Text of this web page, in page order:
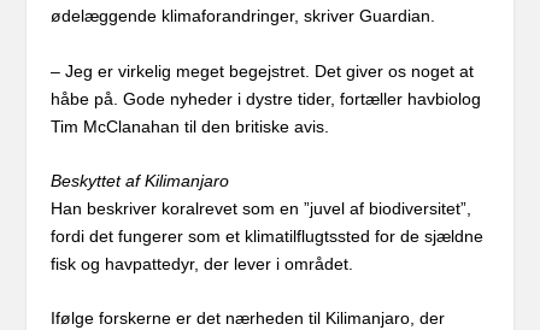
ødelæggende klimaforandringer, skriver Guardian.
– Jeg er virkelig meget begejstret. Det giver os noget at
håbe på. Gode nyheder i dystre tider, fortæller havbiolog
Tim McClanahan til den britiske avis.
Beskyttet af Kilimanjaro
Han beskriver koralrevet som en ”juvel af biodiversitet”,
fordi det fungerer som et klimatilflugtssted for de sjældne
fisk og havpattedyr, der lever i området.
Ifølge forskerne er det nærheden til Kilimanjaro, der